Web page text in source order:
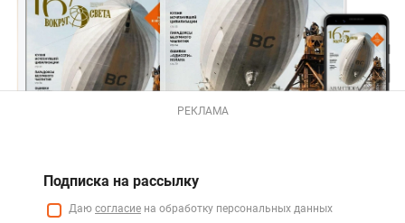
РЕКЛАМА
Подписка на рассылку
Даю согласие на обработку персональных данных